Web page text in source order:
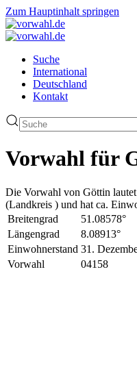
Zum Hauptinhalt springen
Suche
International
Deutschland
Kontakt
Vorwahl für
Die Vorwahl von Göttin
(Landkreis ) und hat ca.
Breitengrad
51.08578°
Längengrad
8.08913°
Einwohnerstand 31.
Vorwahl
04158